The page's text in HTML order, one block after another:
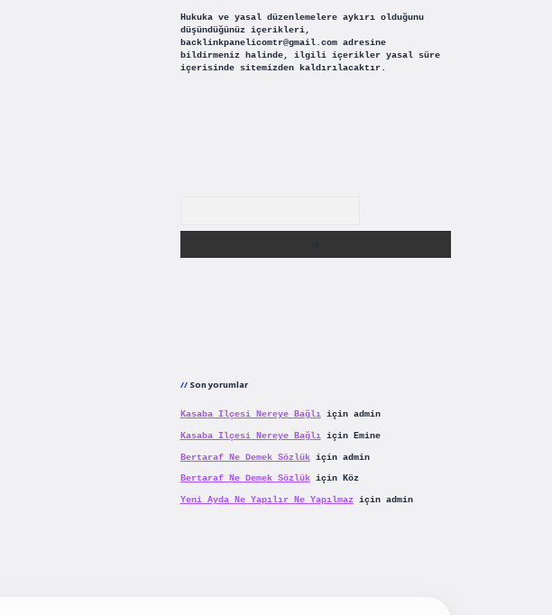
Hukuka ve yasal düzenlemelere aykırı olduğunu
düşündüğünüz içerikleri,
backlinkpanelicomtr@gmail.comadresine
bildirmeniz halinde, ilgili içerikler yasal süre
içerisinde sitemizden kaldırılacaktır.
Son yorumlar
Kasaba Ilçesi Nereye Bağlıiçin admin
Kasaba Ilçesi Nereye Bağlıiçin Emine
Bertaraf Ne Demek Sözlükiçin admin
Bertaraf Ne Demek Sözlükiçin Köz
Yeni Ayda Ne Yapılır Ne Yapılmaziçin admin